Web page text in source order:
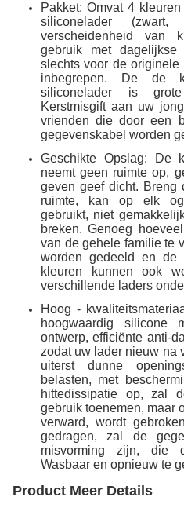
Pakket: Omvat 4
siliconelader
verscheidenheid van
gebruik met
slechts voor de
inbegrepen. De de
siliconelader is
Kerstmisgift aan uw
vrienden die door een
gegevenskabel worden
Geschikte Opslag: De
neemt geen ruimte op,
geven geef dicht. Breng
ruimte, kan op elk
gebruikt, niet
breken. Genoeg
van de gehele familie te
worden gedeeld en de
kleuren kunnen ook
verschillende laders
Hoog -
hoogwaardig silicone
ontwerp, efficiënte anti-
zodat uw lader nieuw na
uiterst dunne
belasten, met
hittedissipatie op, zal
gebruik toenemen, maar
verward, wordt
gedragen, zal de
misvorming zijn, die
Wasbaar en opnieuw te
Product Meer Details